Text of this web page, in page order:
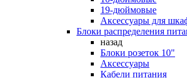
19-дюймовые
Аксессуары для
Блоки распределения
назад
Блоки розеток 10"
Аксессуары
Кабели питания